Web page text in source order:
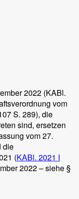
2022 (KABl.
vom
S. 289), die
sind, ersetzen
vom 27.
die
(KABl. 2021 I
2022 – siehe §